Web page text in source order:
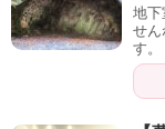
地下
せん
す。